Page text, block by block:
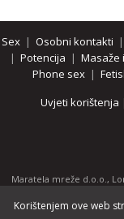
Sex| Osobni kontakti |
| Potencija | Masaže
Phone sex|
Uvjeti korištenja
Maratela mreže d.o.o.,
godina
Partnerski portali:
Korištenjem ove web